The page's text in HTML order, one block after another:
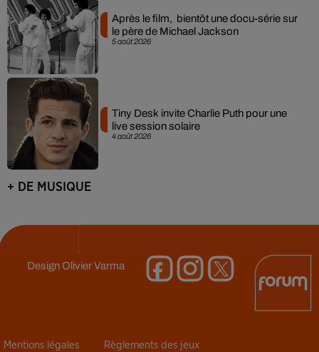
5 août 2026
Après le film, bientôt une docu-série sur
le père de Michael Jackson
4 août 2026
Tiny Desk invite Charlie Puth pour une
live session solaire
+ DE MUSIQUE
DesignOlivier Varma
Mentions légales Règlements des jeux